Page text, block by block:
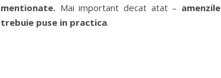
mentionate. Mai important decat atat – amenzile
trebuie puse in practica.